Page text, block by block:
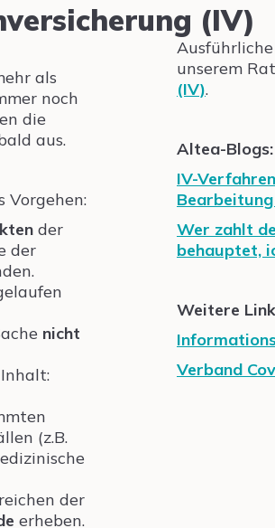
(IV)
als
noch
die
aus.
Vorgehen:
der
der
nicht
(z.B.
der
erheben.
unserem
(IV).
Altea-Blogs:
IV-
Wer zahlt
behauptet,
Weitere
Verband